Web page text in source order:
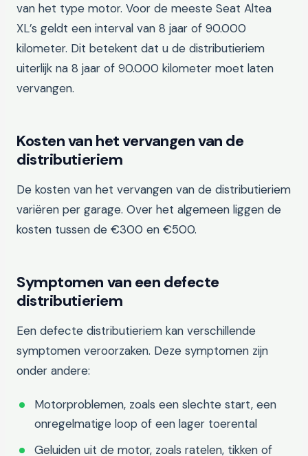
van het type motor. Voor de meeste Seat Altea
XL’s geldt een interval van 8 jaar of 90.000
kilometer. Dit betekent dat u de distributieriem
uiterlijk na 8 jaar of 90.000 kilometer moet laten
vervangen.
Kosten van het vervangen van de
distributieriem
De kosten van het vervangen van de distributieriem
variëren per garage. Over het algemeen liggen de
kosten tussen de €300 en €500.
Symptomen van een defecte
distributieriem
Een defecte distributieriem kan verschillende
symptomen veroorzaken. Deze symptomen zijn
onder andere:
Motorproblemen, zoals een slechte start, een
onregelmatige loop of een lager toerental
Geluiden uit de motor, zoals ratelen, tikken of